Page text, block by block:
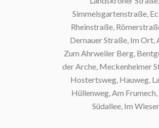
Simmelsgartenstraße,
Rheinstraße,
Dernauer Straße, Im Ort,
Zum Ahrweiler Berg,
der Arche, Meckenheimer
Hostertsweg, Hauweg,
Hüllenweg, Am Frumech,
Südallee, Im